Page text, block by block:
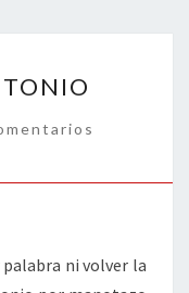
ni volver la